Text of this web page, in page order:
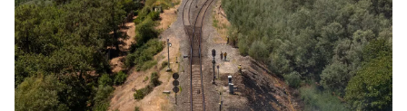
Eduardo Medrano
Primera carrera de Ascot